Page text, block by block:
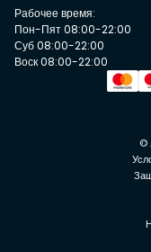
Рабочее время:
Пон-Пят 08:00-22:00
Суб 08:00-22:00
Воск 08:00-22:00
©